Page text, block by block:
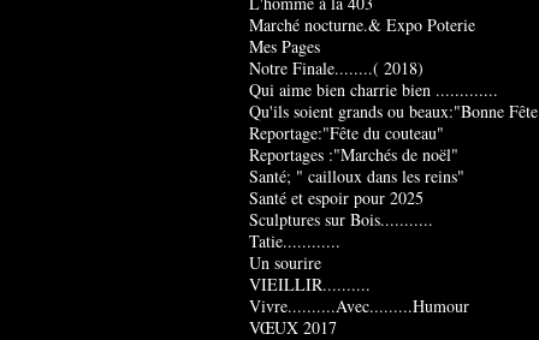
Marché nocturne.& Expo Poterie
Mes Pages
Notre Finale........( 2018)
Qui aime bien charrie bien .............
Qu'ils soient grands ou beaux:"Bonne
Reportage:"Fête du couteau"
Reportages :"Marchés de noël"
Santé; " cailloux dans les reins"
Santé et espoir pour 2025
Sculptures sur Bois...........
Tatie............
Un sourire
VIEILLIR..........
Vivre..........Avec.........Humour
VŒUX 2017